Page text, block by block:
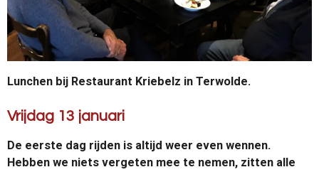
Lunchen bij Restaurant Kriebelz in Terwolde.
Vrijdag 13 januari
De eerste dag rijden is altijd weer even wennen.
Hebben we niets vergeten mee te nemen, zitten alle